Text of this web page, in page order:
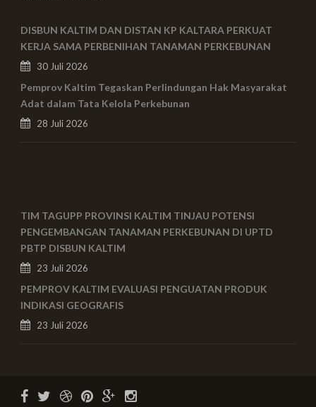
DISBUN KALTIM DAN DISTAN KP KALTARA PERKUAT
KERJA SAMA PERBENIHAN TANAMAN PERKEBUNAN
30 Juli 2026
Pemprov Kaltim Tegaskan Perlindungan Hak Masyarakat
Adat dalam Tata Kelola Perkebunan
28 Juli 2026
TIM TAGUPP PROVINSI KALTIM TINJAU POTENSI
PENGEMBANGAN TANAMAN PERKEBUNAN DI UPTD
PBTP DISBUN KALTIM
23 Juli 2026
PEMPROV KALTIM EVALUASI PENGUATAN PRODUK
INDIKASI GEOGRAFIS
23 Juli 2026